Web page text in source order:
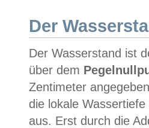
Der
Der Wasserstand ist
über dem
Zentimeter
die lokale
aus. Erst durch die